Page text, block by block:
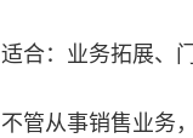
适合：业务拓展、
不管从事销售业务